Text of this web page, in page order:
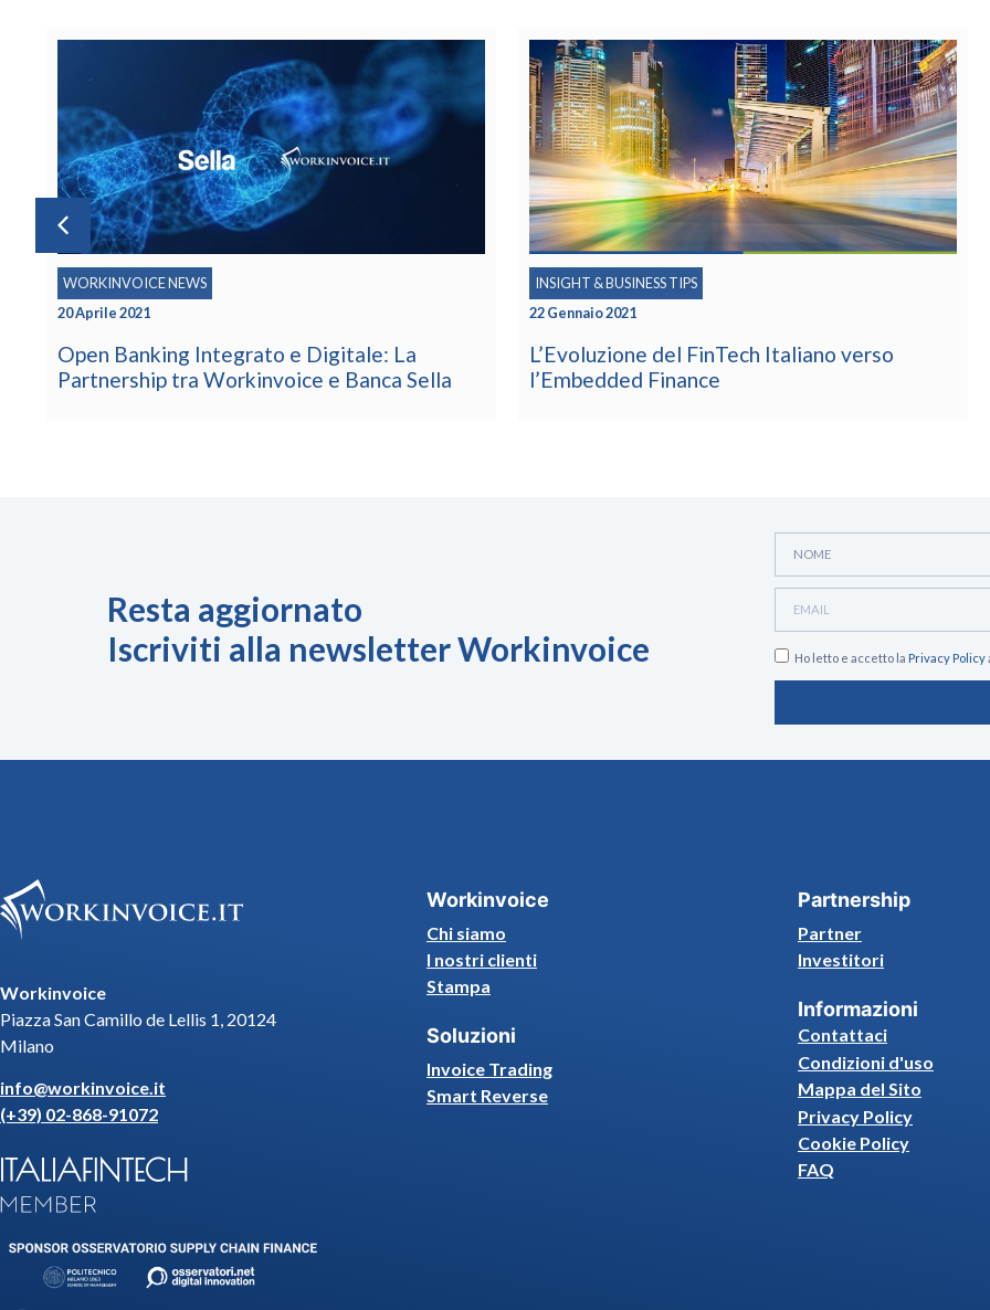
INSIGHT & BUSINESS TIPS
22 Gennaio 2021
L’Evoluzione del FinTech Italiano verso
l’Embedded Finance
INSIGHT & BUSINESS TIPS
4 Dicembre 2020
Il Futuro della Finanza d’Impresa: Velocità,
Specializzazione e Dati
Resta aggiornato
Iscriviti alla newsletter Workinvoice
Ho letto e accetto la Privacy Policy
Workinvoice
Piazza San Camillo de Lellis 1, 20124
Milano
info@workinvoice.it
(+39) 02-868-91072
Workinvoice
Chi siamo
I nostri clienti
Stampa
Soluzioni
Invoice Trading
Smart Reverse
Partnership
Partner
Investitori
Informazioni
Contattaci
Condizioni d'uso
Mappa del Sito
Privacy Policy
Cookie Policy
FAQ